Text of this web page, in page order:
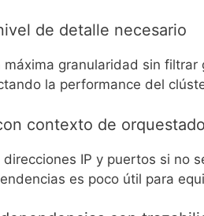
de detalle necesario
máxima granularidad sin
la performance del
contexto de
IP y puertos si no
es poco útil para